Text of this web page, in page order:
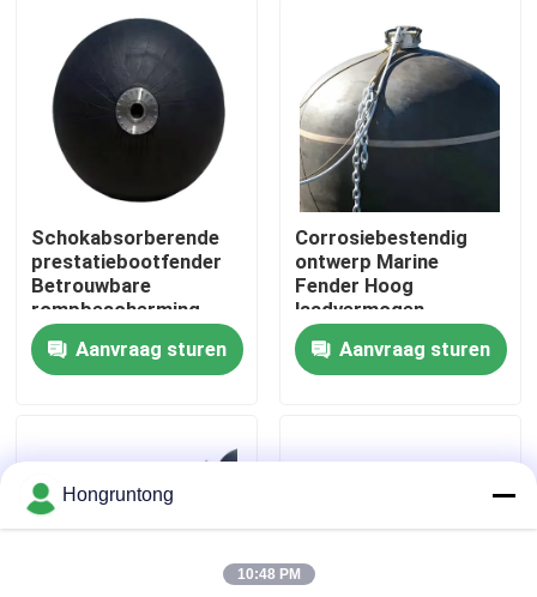
Video's
Over ons
Fabriekstocht
Kwaliteitscontrole
Vraag een offerte
Yokohama rubberstootkussen
Pneumatisch Rubberstootkussen
Schokabsorberende
prestatiebootfender
Betrouwbare
rompbescherming
Weinig onderhoud
Aanvraag sturen
Corrosiebestendig
ontwerp Marine
Fender Hoog
laadvermogen
Gemakkelijk te
installerenAanvraag sturen
Hongruntong
10:48 PM